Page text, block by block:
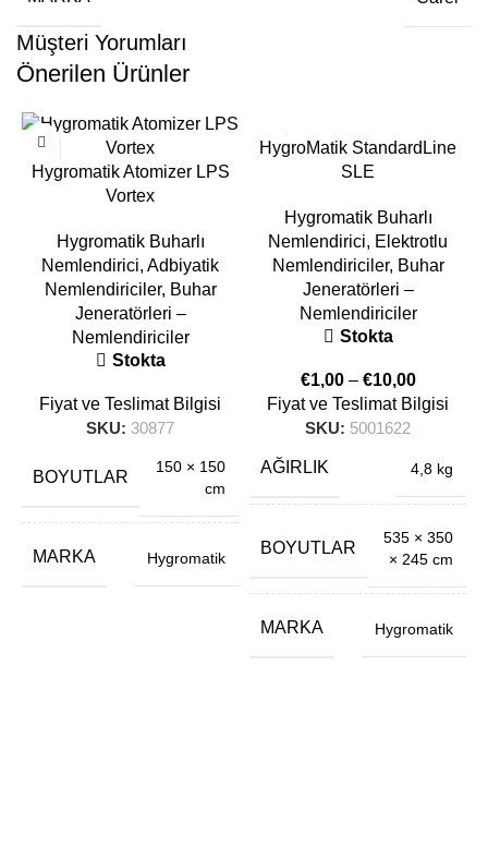
Müşteri Yorumları
Önerilen Ürünler
Hygromatik Atomizer LPS
Vortex
Hygromatik Buharlı
Nemlendirici, Adbiyatik
Nemlendiriciler, Buhar
Jeneratörleri –
Nemlendiriciler
Stokta
Fiyat ve Teslimat Bilgisi
SKU: 30877
BOYUTLAR
150 × 150
cm
MARKA Hygromatik
HygroMatik StandardLine
SLE
Hygromatik Buharlı
Nemlendirici, Elektrotlu
Nemlendiriciler, Buhar
Jeneratörleri –
Nemlendiriciler
Stokta
€1,00– €10,00
Fiyat ve Teslimat Bilgisi
SKU: 5001622
AĞIRLIK 4,8 kg
BOYUTLAR
535 × 350
× 245 cm
MARKA Hygromatik